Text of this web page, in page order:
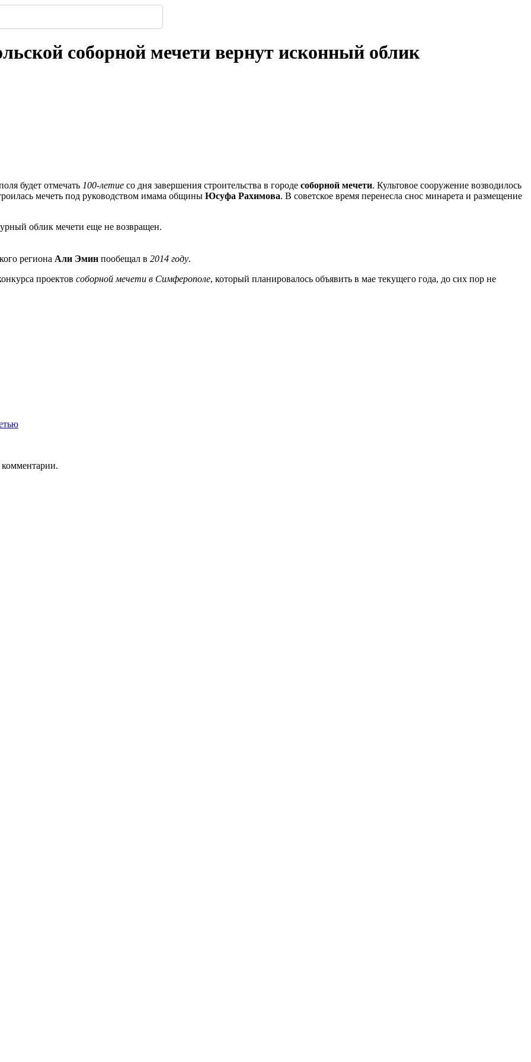
соборной мечети вернут исконный облик
будет отмечать 100-летие со дня завершения строительства в городе соборной мечети. Культовое сооружение возводилось
мечеть под руководством имама общины Юсуфа Рахимова. В советское время перенесла снос минарета и размещение
облик мечети еще не возвращен.
региона Али Эмин пообещал в 2014 году.
проектов соборной мечети в Симферополе, который планировалось объявить в мае текущего года, до сих пор не
комментарии.